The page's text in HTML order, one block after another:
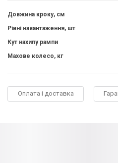
Довжина кроку, см
Рівні навантаження, шт
Кут нахилу рампи
Махове колесо, кг
Оплата і доставка